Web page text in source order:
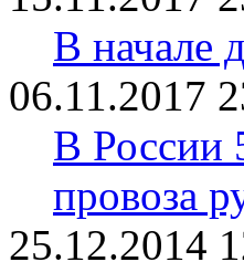
В начале
06.11.2017
В России
провоза
25.12.2014